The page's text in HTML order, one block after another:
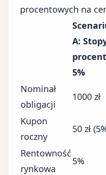
procentowych na
A:
5%
Nominał
obligacji
1000 zł
Kupon
roczny
50 zł
Rentowność
rynkowa
5%